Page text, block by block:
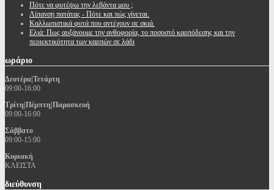
Πότε να φυτέψω την λεβάντα μου ;
Λίπανση πατάτας - Πότε και πώς γίνεται.
Καλλωπιστικά φυτά που αντέχουν σε σκιά.
Ελιά: Πως αυξάνουμε την ανθοφορία, το ποσοστό καρπόδεσης και την
περιεκτικότητα των καρπών σε λάδι
ωράριο
Δευτέρα|Τετάρτη
09:00-16:00
Τρίτη|Πέμπτη|Παρασκευή
09:00-16:00
Σάββατο
09:00-15:00
Κυριακή
ΚΛΕΙΣΤΑ
διεύθυνση